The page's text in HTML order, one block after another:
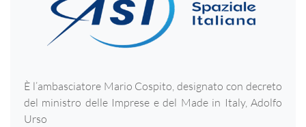
È l’ambasciatore Mario Cospito, designato con decreto
del ministro delle Imprese e del Made in Italy, Adolfo
Urso